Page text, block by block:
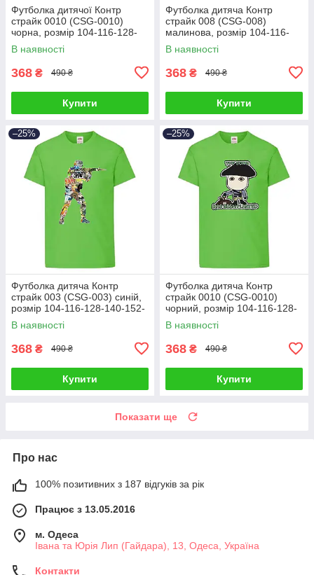
Футболка дитячої Контр
страйк 0010 (CSG-0010)
чорна, розмір 104-116-128-
140-152-164
В наявності
368 ₴ 490 ₴
Купити
Футболка дитяча Контр
страйк 008 (CSG-008)
малинова, розмір 104-116-
128-140-152-164
В наявності
368 ₴ 490 ₴
Купити
–25%
Футболка дитяча Контр
страйк 003 (CSG-003) синій,
розмір 104-116-128-140-152-
164
В наявності
368 ₴ 490 ₴
Купити
–25%
Футболка дитяча Контр
страйк 0010 (CSG-0010)
чорний, розмір 104-116-128-
140-152-164
В наявності
368 ₴ 490 ₴
Купити
Показати ще
Про нас
100% позитивних з 187 відгуків за рік
Працює з 13.05.2016
м. Одеса
Івана та Юрія Лип (Гайдара), 13, Одеса, Україна
Контакти